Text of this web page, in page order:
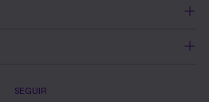
SEGUIR